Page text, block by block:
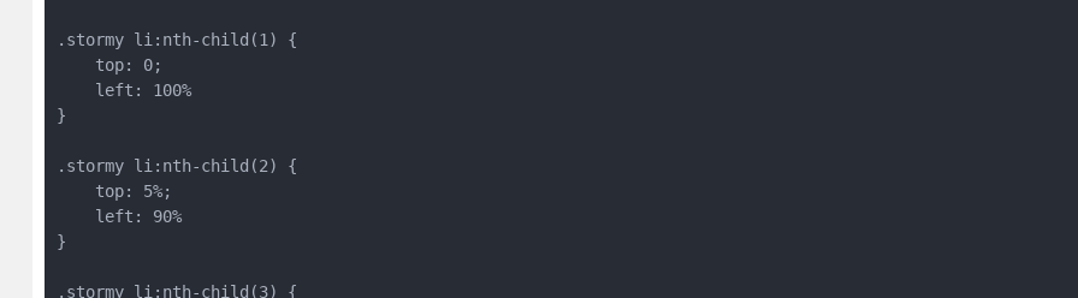
.stormy li:nth-child(1) {
    top: 0;
    left: 100%
}
.stormy li:nth-child(2) {
    top: 5%;
    left: 90%
}
.stormy li:nth-child(3) {